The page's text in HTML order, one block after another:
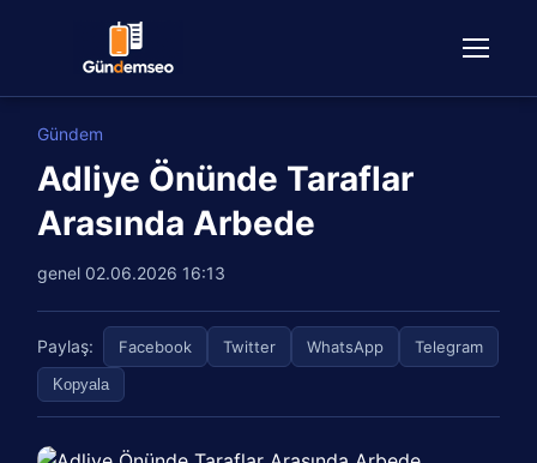
Gündem
Adliye Önünde Taraflar
Arasında Arbede
genel 02.06.2026 16:13
Paylaş: Facebook Twitter WhatsApp Telegram
Kopyala